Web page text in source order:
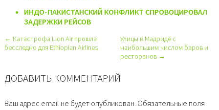
ИНДО-ПАКИСТАНСКИЙ КОНФЛИКТ СПРОВОЦИРОВАЛ
ЗАДЕРЖКИ РЕЙСОВ
← Катастрофа Lion Air прошла
бесследно для Ethiopian Airlines
Улицы в Мадриде с
наибольшим числом баров и
ресторанов →
ДОБАВИТЬ КОММЕНТАРИЙ
Ваш адрес email не будет опубликован. Обязательные поля